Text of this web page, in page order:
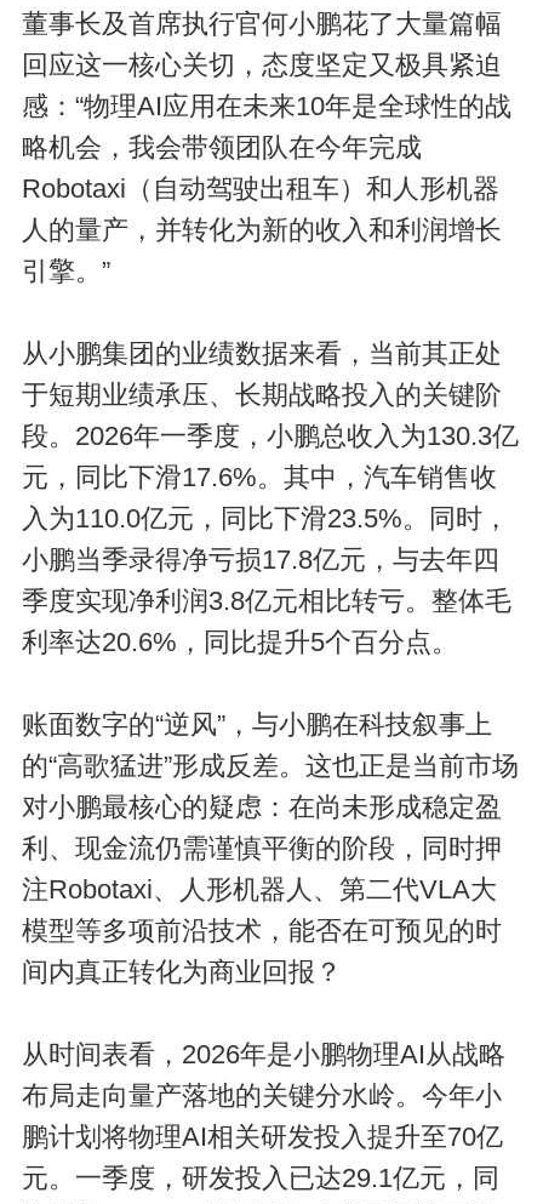
董事长及首席执行官何小鹏花了大量篇幅
回应这一核心关切，态度坚定又极具紧迫
感：“物理AI应用在未来10年是全球性的战
略机会，我会带领团队在今年完成
Robotaxi（自动驾驶出租车）和人形机器
人的量产，并转化为新的收入和利润增长
引擎。”
从小鹏集团 的业绩数据来看，当前其正处
于短期业绩承压、长期战略投入的关键阶
段。2026年一季度，小鹏总收入为130.3亿
元，同比下滑17.6%。其中，汽车销售收
入为110.0亿元，同比下滑23.5%。同时，
小鹏当季录得净亏损17.8亿元，与去年四
季度实现净利润3.8亿元相比转亏。整体毛
利率达20.6%，同比提升5个百分点。
账面数字的“逆风”，与小鹏在科技叙事上
的“高歌猛进”形成反差。这也正是当前市场
对小鹏最核心的疑虑：在尚未形成稳定盈
利、现金流仍需谨慎平衡的阶段，同时押
注Robotaxi、人形机器人、第二代VLA大
模型等多项前沿技术，能否在可预见的时
间内真正转化为商业回报？
从时间表看，2026年是小鹏物理AI从战略
布局走向量产落地的关键分水岭。今年小
鹏计划将物理AI相关研发投入提升至70亿
元。一季度，研发投入已达29.1亿元，同